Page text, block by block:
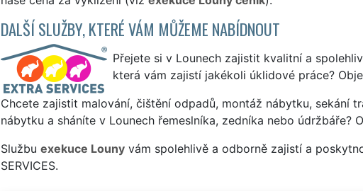
DALŠÍ SLUŽBY, KTERÉ VÁM MŮŽEME NABÍDNOUT
Přejete si v Lounech zajistit kvalitní a
která vám zajistí jakékoli úklidové práce?
Chcete zajistit malování, čištění odpadů, montáž nábytku, sekání
nábytku a sháníte v Lounech řemeslníka, zedníka nebo údržbáře?
Službu exekuce Lounyvám spolehlivě a odborně zajistí a
SERVICES.